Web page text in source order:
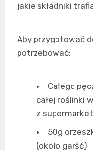
jakie składniki
Aby przygotować
potrzebować:
Całego
całej roślinki
z
50g
(około garść)